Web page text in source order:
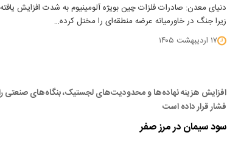
دنیای معدن: صادرات فلزات چین بویژه آلومینیوم به شدت افزایش
زیرا جنگ در خاورمیانه عرضه منطقه‌ای را مختل کرده…
۱۷ اردیبهشت ۱۴۰۵
افزایش هزینه نهاده‌ها و محدودیت‌های لجستیک، بنگاه‌های صنعتی
فشار قرار داده‌ است
سود سیمان در مرز صفر